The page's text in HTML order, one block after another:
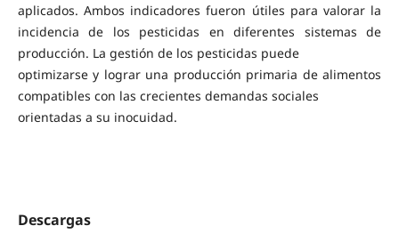
aplicados. Ambos indicadores fueron útiles para valorar la
incidencia de los pesticidas en diferentes sistemas de
producción. La gestión de los pesticidas puede
optimizarse y lograr una producción primaria de alimentos
compatibles con las crecientes demandas sociales
orientadas a su inocuidad.
Descargas